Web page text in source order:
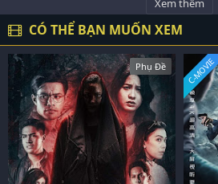
Xem thêm
CÓ THỂ BẠN MUỐN XEM
Phụ Đề C-MOVIE